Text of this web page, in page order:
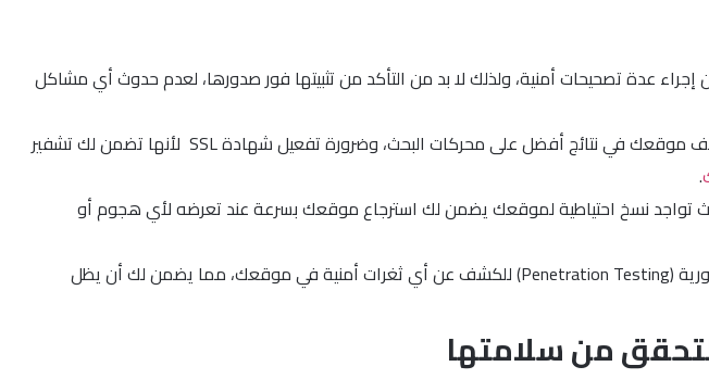
إجراء عدة تصحيحات أمنية، ولذلك لا بد من التأكد من تثبيتها فور صدورها، لعدم حدوث أي مشاكل
تفعيل شهادة SSL لا يعتبر عامل الأمان لموقعك فحسب؛ بل يُعتبر أيضاً عامل مهم في تحسين تصنيف موقعك في نتائج أفضل على محركات البحث، وضرورة تفعيل شهادة SSL لأنها تضمن لك تشفير
.
نسخ احتياطية لموقعك يضمن لك استرجاع موقعك بسرعة عند تعرضه لأي هجوم أو
تفعيل جدران الحماية على موقعك، لمنع أي هجمات محتملة، بالإضافة إلى إجراء اختبارات اختراق دورية (Penetration Testing) للكشف عن أي ثغرات أمنية في موقعك، مما يضمن لك أن يظل
من سلامتها